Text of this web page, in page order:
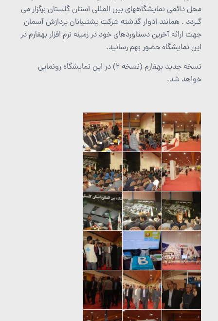
محل دائمی نمایشگاههای بین المللی استان گلستان برگزار می
گـردد . همانند ادوار گذشته شرکت پشتیبانان پردازش آسمان
جهت ارائه آخرین دستاوردهای خود در زمینه نرم افزار بهفارم در
این نمایشگاه حضور بهم رسانید.
نسخه جدید بهفارم (نسخه 2) در این نمایشگاه رونمایی
خواهد شد.